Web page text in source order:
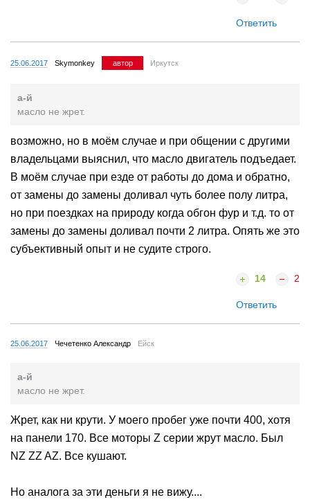
Ответить
25.06.2017 Skymonkey автор Иркутск
а-й
масло не жрет.
возможно, но в моём случае и при общении с другими
владельцами выяснил, что масло двигатель подъедает.
В моём случае при езде от работы до дома и обратно,
от замены до замены доливал чуть более полу литра,
но при поездках на природу когда обгон фур и т.д. то от
замены до замены доливал почти 2 литра. Опять же это
субъективный опыт и не судите строго.
14 2
Ответить
25.06.2017 Чечетенко Александр Ейск
а-й
масло не жрет.
Жрет, как ни крути. У моего пробег уже почти 400, хотя
на панели 170. Все моторы Z серии жрут масло. Был
NZ ZZ AZ. Все кушают.
Но аналога за эти деньги я не вижу....